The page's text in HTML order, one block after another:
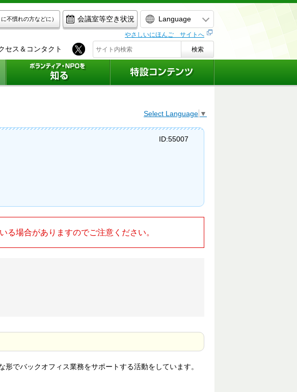
不慣れの方などに） 会議室等空き状況 Language
やさしいにほんご サイトへ
セス＆コンタクト 検索
Select Language ▼
ID:55007
場合がありますのでご注意ください。
でバックオフィス業務をサポートする活動をしています。